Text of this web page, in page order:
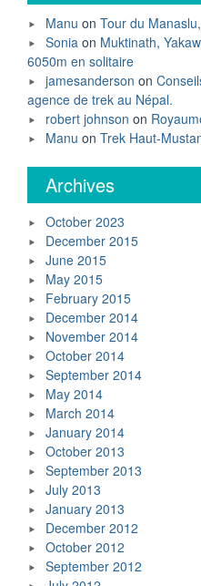
Manu on Tour du
Sonia on Muktinath,
6050m en solitaire
jamesanderson on
agence de trek au Népal.
robert johnson on
Manu on Trek Haut-
Archives
October 2023
December 2015
June 2015
May 2015
February 2015
December 2014
November 2014
October 2014
September 2014
May 2014
March 2014
January 2014
October 2013
September 2013
July 2013
January 2013
December 2012
October 2012
September 2012